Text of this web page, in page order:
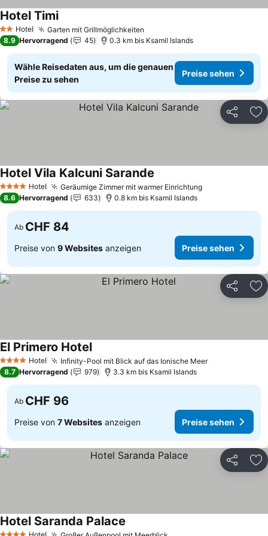
2 Sterne
Hotel Garten mit Grillmöglichkeiten
Hotel Timi
8.9 Hervorragend 45 0.3 km bis Ksamil Islands
Wähle Reisedaten aus, um die genauen
Preise zu sehen
Preise sehen
Teilen
4 Sterne Hotel Geräumige Zimmer mit warmer Einrichtung
Hotel Vila Kalcuni Sarande
8.6 Hervorragend 633 0.8 km bis Ksamil Islands
Ab CHF 84
Preise von 9 Websites anzeigen Preise sehen
Teilen
4 Sterne Hotel Infinity-Pool mit Blick auf das Ionische Meer
El Primero Hotel
8.7 Hervorragend 979 3.3 km bis Ksamil Islands
Ab CHF 96
Preise von 7 Websites anzeigen Preise sehen
Teilen
Hotel
Hotel Saranda Palace